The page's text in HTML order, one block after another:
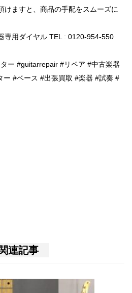
けますと、商品の手配をスムーズに
用ダイヤル TEL : 0120-954-550
ー #guitarrepair #リペア #中古楽器
#ベース #出張買取 #楽器 #試奏 #
関連記事